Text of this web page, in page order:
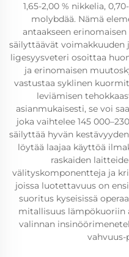
1,65-2,00 % nikkelia,
molybdää. Nämä
antaakseen
säilyttäävät voimakkuuden
ligesyysveteri osoittaa
ja erinomaisen
vastustaa syklinen
leviämisen
asianmukaisesti, se voi
joka vaihtelee 145
säilyttää hyvän
löytää laajaa käyttöä
raskaiden
välityskomponentteja ja
joissa luotettavuus on
suoritus kyseisissä
mitallisuus lämpökuoriin
valinnan
vahvuus-